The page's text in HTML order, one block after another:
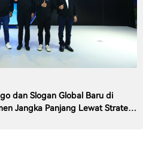
dan Slogan Global Baru di
Jangka Panjang Lewat Strategi